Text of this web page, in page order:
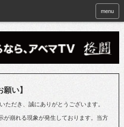
menu
い】
ただき、誠にありがとうございます。
が崩れる現象が発生しております。当方